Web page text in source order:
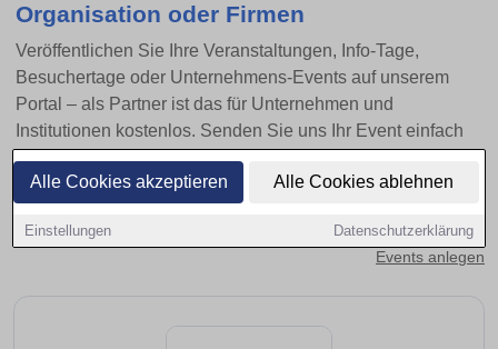
Alle Cookies akzeptieren Alle Cookies ablehnen
Einstellungen Datenschutzerklärung
Organisation oder Firmen
Veröffentlichen Sie Ihre Veranstaltungen, Info-Tage,
Besuchertage oder Unternehmens-Events auf unserem
Portal – als Partner ist das für Unternehmen und
Institutionen kostenlos. Senden Sie uns Ihr Event einfach
per E-Mail zu.
Kontakt aufnehmen
Events anlegen